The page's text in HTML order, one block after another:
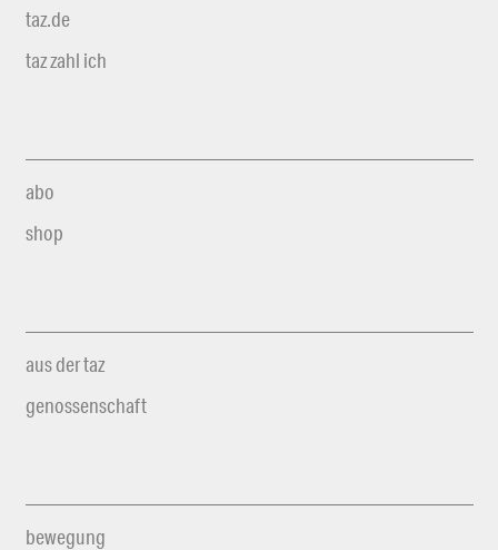
taz.de
taz zahl ich
abo
shop
aus der taz
genossenschaft
bewegung